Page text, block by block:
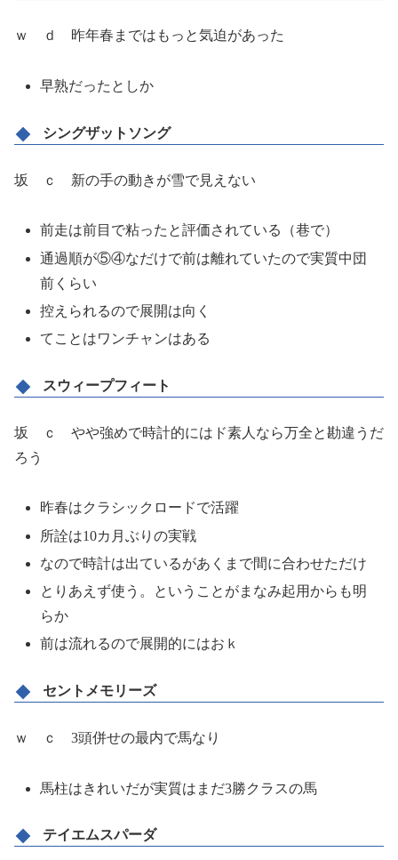
ｗ ｄ 昨年春まではもっと気迫があった
早熟だったとしか
シングザットソング
坂 ｃ 新の手の動きが雪で見えない
前走は前目で粘ったと評価されている（巷で）
通過順が⑤④なだけで前は離れていたので実質中団
前くらい
控えられるので展開は向く
てことはワンチャンはある
スウィープフィート
坂 ｃ やや強めで時計的にはド素人なら万全と勘違うだ
ろう
昨春はクラシックロードで活躍
所詮は10カ月ぶりの実戦
なので時計は出ているがあくまで間に合わせただけ
とりあえず使う。ということがまなみ起用からも明
らか
前は流れるので展開的にはおｋ
セントメモリーズ
ｗ ｃ 3頭併せの最内で馬なり
馬柱はきれいだが実質はまだ3勝クラスの馬
テイエムスパーダ